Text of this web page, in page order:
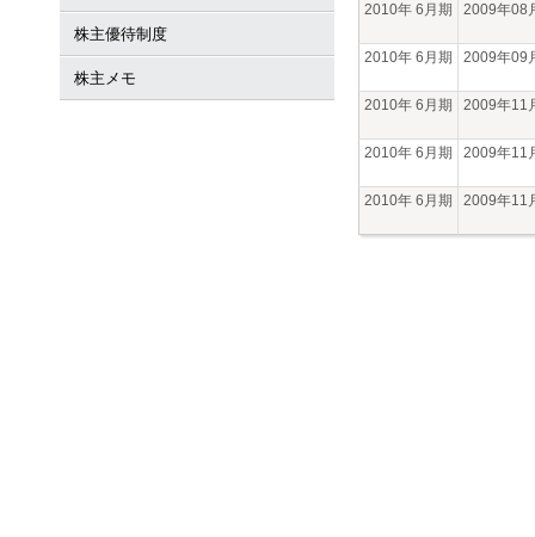
株主優待制度
株主メモ
2010年 6月期 2009年08
2010年 6月期 2009年09
2010年 6月期 2009年11
2010年 6月期 2009年11
2010年 6月期 2009年11